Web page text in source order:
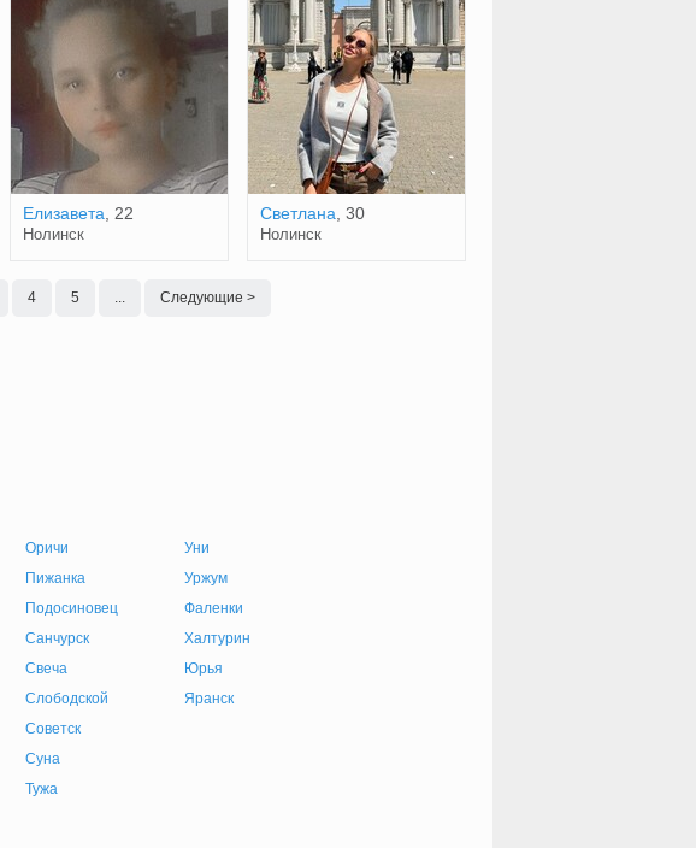
Елизавета , 22
Нолинск
Светлана , 30
Нолинск
4 5 ... Следующие >
Оричи
Пижанка
Подосиновец
Санчурск
Свеча
Слободской
Советск
Суна
Тужа
Уни
Уржум
Фаленки
Халтурин
Юрья
Яранск